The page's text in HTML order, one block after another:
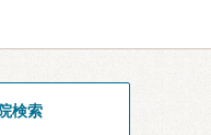
検索